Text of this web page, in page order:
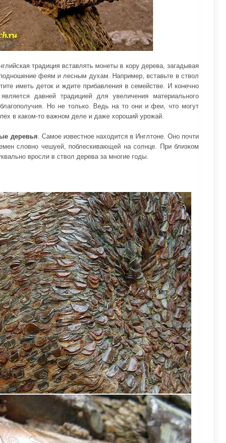
традиция вставлять монеты в кору дерева, загадывая
феям и лесным духам. Например, вставьте в ствол
иметь деток и ждите прибавления в семействе. И конечно
является давней традицией для увеличения материального
Но не только. Ведь на то они и феи, что могут
в каком-то важном деле и даже хороший урожай.
деревья. Самое известное находится в Инглтоне. Оно почти
словно чешуей, поблескивающей на солнце. При близком
вросли в ствол дерева за многие годы.